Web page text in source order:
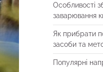
Особливості
заварювання
Як прибрати
засоби та
Популярні